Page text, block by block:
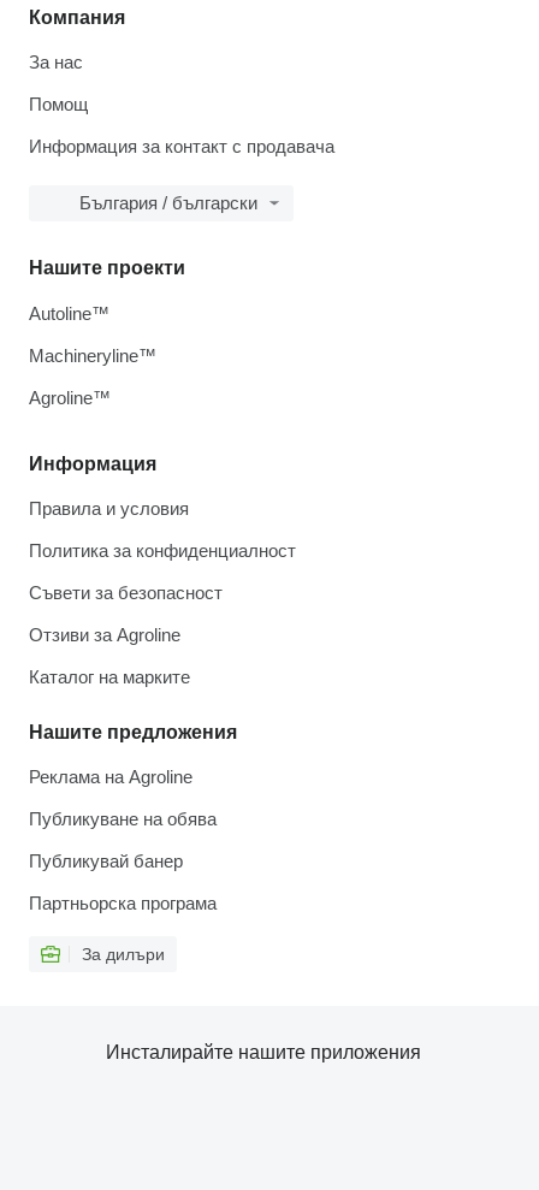
Компания
За нас
Помощ
Информация за контакт с продавача
България / български
Информация
Правила и условия
Политика за конфиденциалност
Съвети за безопасност
Отзиви за Agroline
Каталог на марките
Нашите предложения
Реклама на Agroline
Публикуване на обява
Публикувай банер
Партньорска програма
За дилъри
Нашите проекти
Autoline™
Machineryline™
Agroline™
Инсталирайте нашите приложения